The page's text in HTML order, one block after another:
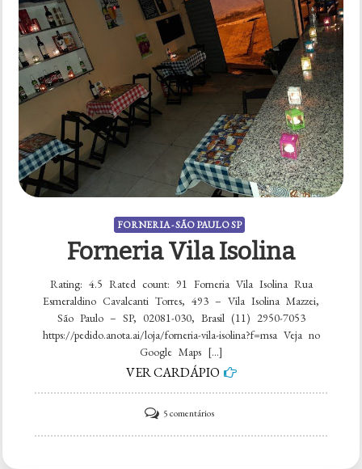
FORNERIA - SÃO PAULO SP
Forneria Vila Isolina
Rating: 4.5 Rated count: 91 Forneria Vila Isolina Rua
Esmeraldino Cavalcanti Torres, 493 – Vila Isolina Mazzei,
São Paulo – SP, 02081-030, Brasil (11) 2950-7053
https://pedido.anota.ai/loja/forneria-vila-isolina?f=msa Veja no
Google Maps […]
VER CARDÁPIO
5 comentáriosem
Forneria